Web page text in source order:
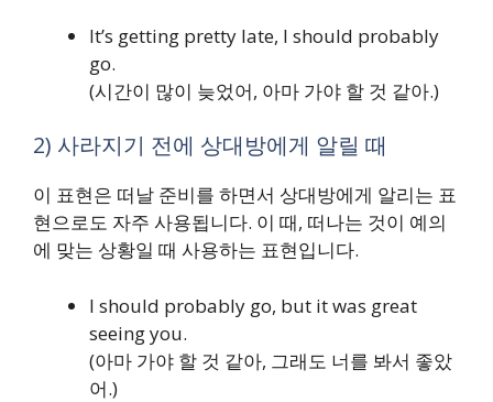
It’s getting pretty late, I should probably
go.
(시간이 많이 늦었어, 아마 가야 할 것 같아.)
2) 사라지기 전에 상대방에게 알릴 때
이 표현은 떠날 준비를 하면서 상대방에게 알리는 표
현으로도 자주 사용됩니다. 이 때, 떠나는 것이 예의
에 맞는 상황일 때 사용하는 표현입니다.
I should probably go, but it was great
seeing you.
(아마 가야 할 것 같아, 그래도 너를 봐서 좋았
어.)